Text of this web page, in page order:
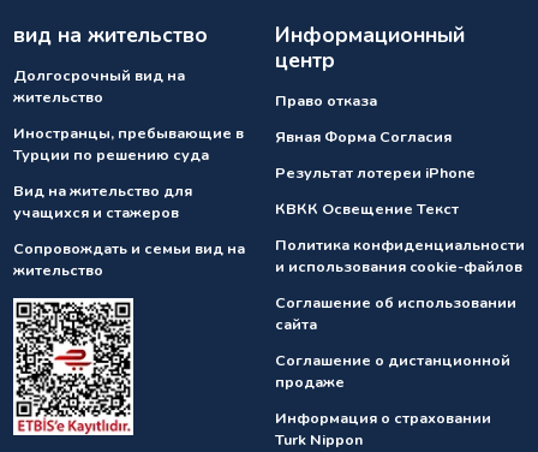
вид на жительство
Долгосрочный вид на
жительство
Иностранцы, пребывающие в
Турции по решению суда
Вид на жительство для
учащихся и стажеров
Сопровождать и семьи вид на
жительство
Информационный
центр
Право отказа
Явная Форма Согласия
Результат лотереи iPhone
КВКК Освещение Текст
Политика конфиденциальности
и использования cookie-файлов
Соглашение об использовании
сайта
Соглашение о дистанционной
продаже
Информация о страховании
Turk Nippon